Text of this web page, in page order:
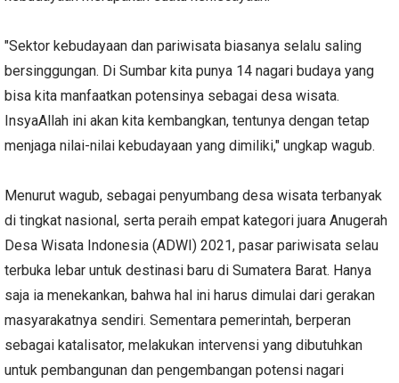
"Sektor kebudayaan dan pariwisata biasanya selalu saling
bersinggungan. Di Sumbar kita punya 14 nagari budaya yang
bisa kita manfaatkan potensinya sebagai desa wisata.
InsyaAllah ini akan kita kembangkan, tentunya dengan tetap
menjaga nilai-nilai kebudayaan yang dimiliki," ungkap wagub.
Menurut wagub, sebagai penyumbang desa wisata terbanyak
di tingkat nasional, serta peraih empat kategori juara Anugerah
Desa Wisata Indonesia (ADWI) 2021, pasar pariwisata selau
terbuka lebar untuk destinasi baru di Sumatera Barat. Hanya
saja ia menekankan, bahwa hal ini harus dimulai dari gerakan
masyarakatnya sendiri. Sementara pemerintah, berperan
sebagai katalisator, melakukan intervensi yang dibutuhkan
untuk pembangunan dan pengembangan potensi nagari